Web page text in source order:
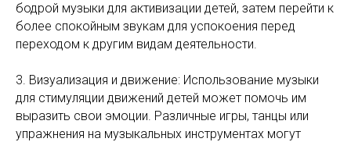
бодрой музыки для активизации детей, затем перейти к
более спокойным звукам для успокоения перед
переходом к другим видам деятельности.
3. Визуализация и движение: Использование музыки
для стимуляции движений детей может помочь им
выразить свои эмоции. Различные игры, танцы или
упражнения на музыкальных инструментах могут